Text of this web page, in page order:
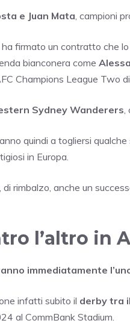
e Juan Mata, campioni
firmato un contratto che
bianconera come
Champions League Two
Sydney Wanderers,
quindi a togliersi
in Europa.
rimbalzo, anche un
l’altro in
immediatamente
infatti subito il derby tra
al CommBank Stadium.